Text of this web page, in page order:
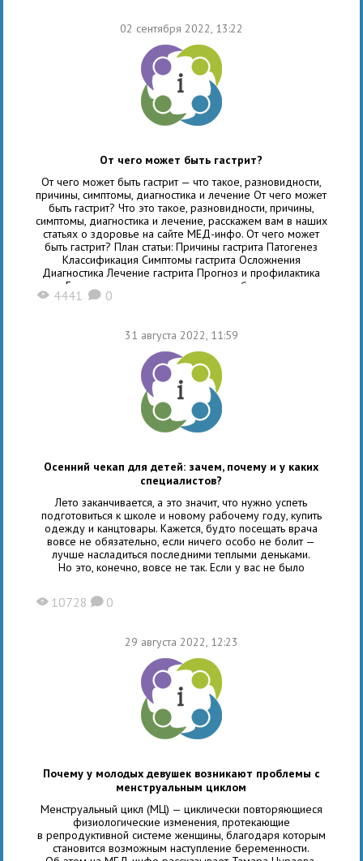
02 сентября 2022, 13:22
От чего может быть гастрит?
От чего может быть гастрит — что такое, разновидности,
причины, симптомы, диагностика и лечение От чего может
быть гастрит? Что это такое, разновидности, причины,
симптомы, диагностика и лечение, расскажем вам в наших
статьях о здоровье на сайте МЕД-инфо. От чего может
быть гастрит? План статьи: Причины гастрита Патогенез
Классификация Симптомы гастрита Осложнения
Диагностика Лечение гастрита Прогноз и профилактика
Гастрит — это распространенное заболевание,
поражающее пищеварительные органы. Среди болезней
возраста.
X 4441 K 0
31 августа 2022, 11:59
Осенний чекап для детей: зачем, почему и у каких
специалистов?
Лето заканчивается, а это значит, что нужно успеть
подготовиться к школе и новому рабочему году, купить
одежду и канцтовары. Кажется, будто посещать врача
вовсе не обязательно, если ничего особо не болит —
лучше насладиться последними теплыми деньками.
Но это, конечно, вовсе не так. Если у вас не было
X 10728 K 0
29 августа 2022, 12:23
Почему у молодых девушек возникают проблемы с
менструальным циклом
Менструальный цикл (МЦ) — циклически повторяющиеся
физиологические изменения, протекающие
в репродуктивной системе женщины, благодаря которым
становится возможным наступление беременности.